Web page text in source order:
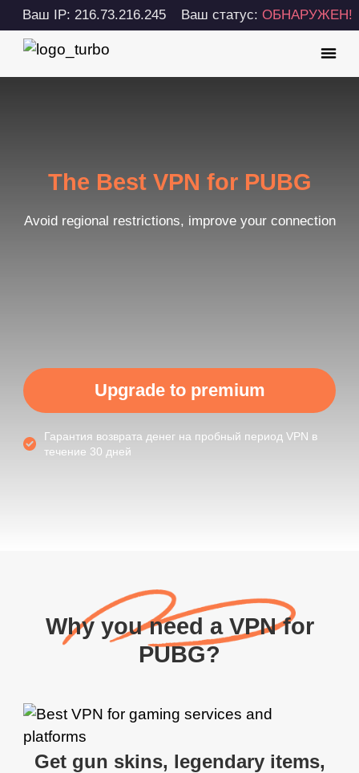
Ваш IP: 216.73.216.245 Ваш статус: ОБНАРУЖЕН!
The Best VPN for PUBG
Avoid regional restrictions, improve your connection
Upgrade to premium
Гарантия возврата денег на пробный период VPN в
течение 30 дней
Why you need a VPN for
PUBG?
Get gun skins, legendary items,